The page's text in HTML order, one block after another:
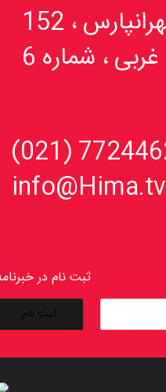
تهران ، تهرانپارس ، 152
غربی ، شماره 6
77244627 (021)
info@Hima.tv
ثبت نام در